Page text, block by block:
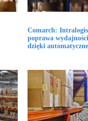
Comarch:
poprawa
dzięki